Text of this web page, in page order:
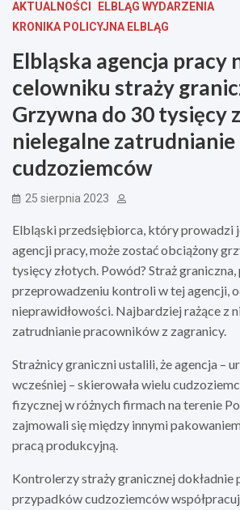
AKTUALNOŚCI
ELBLĄG WYDARZENIA
KRONIKA POLICYJNA ELBLĄG
Elbląska agencja pracy
celowniku straży
Grzywna do 30 tysięcy
nielegalne zatrudnianie
cudzoziemców
25 sierpnia 2023
Elbląski przedsiębiorca, który prowadzi
agencji pracy, może zostać obciążony
tysięcy złotych. Powód? Straż graniczna,
przeprowadzeniu kontroli w tej agencji,
nieprawidłowości. Najbardziej rażące z
zatrudnianie pracowników z zagranicy.
Strażnicy graniczni ustalili, że agencja –
wcześniej – skierowała wielu
fizycznej w różnych firmach na terenie
zajmowali się między innymi
pracą produkcyjną.
Kontrolerzy straży granicznej dokładnie
przypadków cudzoziemców